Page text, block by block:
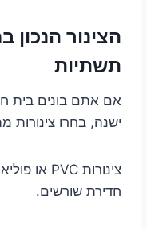
הצינור הנכון
תשתיות
אם אתם בונים בית
ישנה, בחרו צינורות
חדירת שורשים.